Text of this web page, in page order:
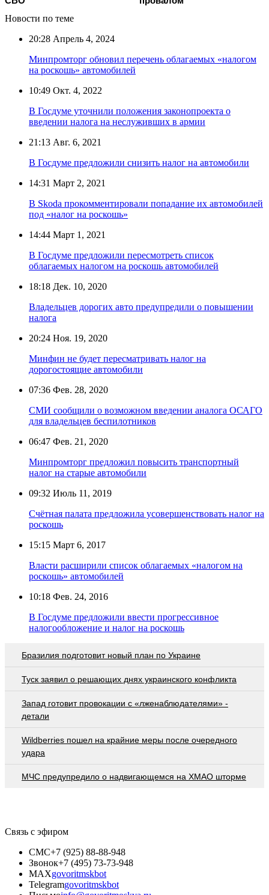
Новости по теме
20:28 Апрель 4, 2024
Минпромторг обновил перечень облагаемых «налогом
на роскошь» автомобилей
10:49 Окт. 4, 2022
В Госдуме уточнили положения законопроекта о
введении налога на неслуживших в армии
21:13 Авг. 6, 2021
В Госдуме предложили снизить налог на автомобили
14:31 Март 2, 2021
В Skoda прокомментировали попадание их автомобилей
под «налог на роскошь»
14:44 Март 1, 2021
В Госдуме предложили пересмотреть список
облагаемых налогом на роскошь автомобилей
18:18 Дек. 10, 2020
Владельцев дорогих авто предупредили о повышении
налога
20:24 Ноя. 19, 2020
Минфин не будет пересматривать налог на
дорогостоящие автомобили
07:36 Фев. 28, 2020
СМИ сообщили о возможном введении аналога ОСАГО
для владельцев беспилотников
06:47 Фев. 21, 2020
Минпромторг предложил повысить транспортный
налог на старые автомобили
09:32 Июль 11, 2019
Счётная палата предложила усовершенствовать налог на
роскошь
15:15 Март 6, 2017
Власти расширили список облагаемых «налогом на
роскошь» автомобилей
10:18 Фев. 24, 2016
В Госдуме предложили ввести прогрессивное
налогообложение и налог на роскошь
Бразилия подготовит новый план по Украине
Туск заявил о решающих днях украинского конфликта
Запад готовит провокации с «лженаблюдателями» -
детали
Wildberries пошел на крайние меры после очередного
удара
МЧС предупредило о надвигающемся на ХМАО шторме
Связь с эфиром
СМС+7 (925) 88-88-948
Звонок+7 (495) 73-73-948
MAXgovoritmskbot
Telegramgovoritmskbot